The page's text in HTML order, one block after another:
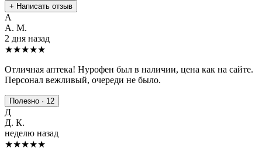
+ Написать отзыв
А
А. М.
2 дня назад
★★★★★
Отличная аптека! Нурофен был в наличии, цена как на сайте.
Персонал вежливый, очереди не было.
Полезно · 12
Д
Д. К.
неделю назад
★★★★★